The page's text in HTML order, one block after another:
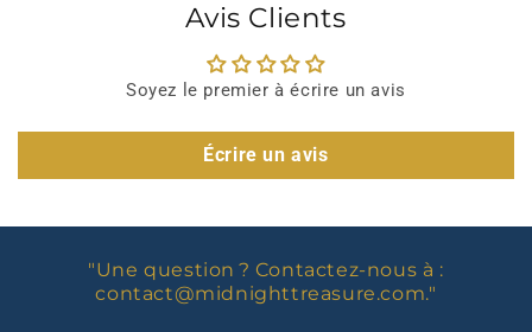
Avis Clients
Soyez le premier à écrire un avis
Écrire un avis
"Une question ? Contactez-nous à :
contact@midnighttreasure.com."